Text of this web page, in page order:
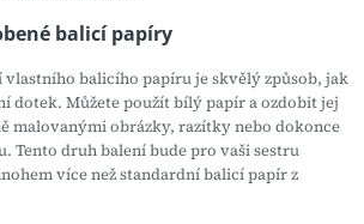
balicí papíry
vlastního balicího papíru je skvělý způsob, jak
dotek. Můžete použít bílý papír a ozdobit jej
malovanými obrázky, razítky nebo dokonce
Tento druh balení bude pro vaši sestru
více než standardní balicí papír z